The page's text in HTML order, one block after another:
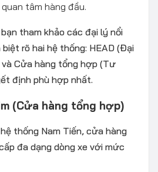
tâm hàng đầu.
tham khảo các đại lý nổi
rõ hai hệ thống: HEAD (Đại
Cửa hàng tổng hợp (Tư
định phù hợp nhất.
(Cửa hàng tổng hợp)
thống Nam Tiến, cửa hàng
đa dạng dòng xe với mức